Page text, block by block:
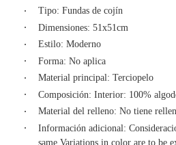
Tipo: Fundas de cojín
Dimensiones: 51x51cm
Estilo: Moderno
Forma: No aplica
Material principal: Terciopelo
Composición: Interior: 100%
Material del relleno: No tiene
Información adicional:
same Variations in color are to be